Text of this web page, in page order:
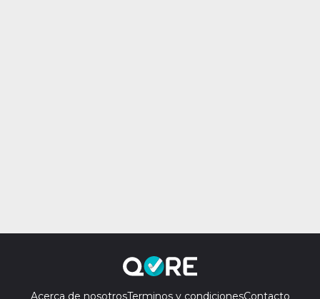
Acerca de nosotrosTerminos y condicionesContacto